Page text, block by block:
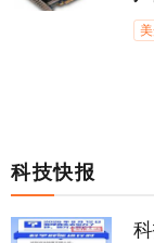
科技快报